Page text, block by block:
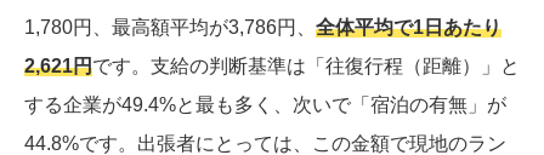
1,780円、最高額平均が3,786円、 全体平均で1日あたり
2,621円です。支給の判断基準は「往復行程（距離）」と
する企業が49.4%と最も多く、次いで「宿泊の有無」が
44.8%です。出張者にとっては、この金額で現地のラン